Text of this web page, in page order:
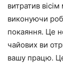
витратив
виконуючи
покаяння. Це
чайових ви
вашу працю.